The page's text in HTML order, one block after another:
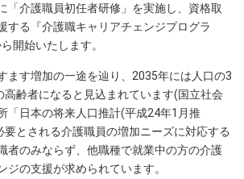
「介護職員初任者研修」を実施し、資格取
する『介護職キャリアチェンジプログラ
開始いたします。
ます増加の一途を辿り、2035年には人口の3
高齢者になると見込まれています(国立社会
「日本の将来人口推計(平成24年1月推
とされる介護職員の増加ニーズに対応する
者のみならず、他職種で就業中の方の介護
ジの支援が求められています。